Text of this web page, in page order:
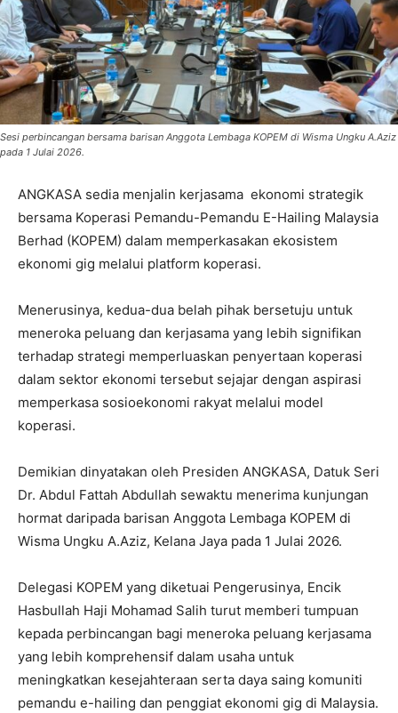
Sesi perbincangan bersama barisan Anggota Lembaga KOPEM di Wisma Ungku A.Aziz
pada 1 Julai 2026.
ANGKASA sedia menjalin kerjasama ekonomi strategik
bersama Koperasi Pemandu-Pemandu E-Hailing Malaysia
Berhad (KOPEM) dalam memperkasakan ekosistem
ekonomi gig melalui platform koperasi.
Menerusinya, kedua-dua belah pihak bersetuju untuk
meneroka peluang dan kerjasama yang lebih signifikan
terhadap strategi memperluaskan penyertaan koperasi
dalam sektor ekonomi tersebut sejajar dengan aspirasi
memperkasa sosioekonomi rakyat melalui model
koperasi.
Demikian dinyatakan oleh Presiden ANGKASA, Datuk Seri
Dr. Abdul Fattah Abdullah sewaktu menerima kunjungan
hormat daripada barisan Anggota Lembaga KOPEM di
Wisma Ungku A.Aziz, Kelana Jaya pada 1 Julai 2026.
Delegasi KOPEM yang diketuai Pengerusinya, Encik
Hasbullah Haji Mohamad Salih turut memberi tumpuan
kepada perbincangan bagi meneroka peluang kerjasama
yang lebih komprehensif dalam usaha untuk
meningkatkan kesejahteraan serta daya saing komuniti
pemandu e-hailing dan penggiat ekonomi gig di Malaysia.